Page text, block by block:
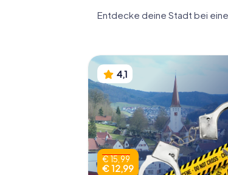
Entdecke deine Stadt bei
4,1
€ 15,99
€ 12,99